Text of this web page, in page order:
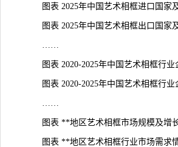
图表 2025年中国艺术相框进口国家
图表 2025年中国艺术相框出口国家
……
图表 2020-2025年中国艺术相框行业
图表 2020-2025年中国艺术相框行业
……
图表 **地区艺术相框市场规模及增
图表 **地区艺术相框行业市场需求